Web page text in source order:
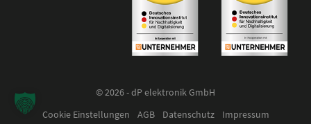
© 2026 - dP elektronik GmbH
Cookie Einstellungen
AGB Datenschutz Impressum